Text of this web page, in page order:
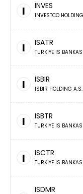
I INVES
INVESTCO
I ISATR
TURKIYE IS
I ISBIR
ISBIR HOLDING A.S.
I ISBTR
TURKIYE IS
I ISCTR
TURKIYE IS
ISDMR